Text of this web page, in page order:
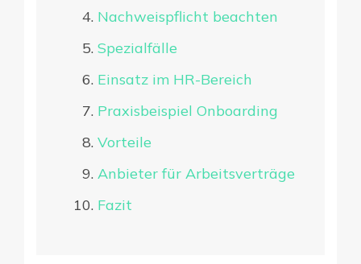
Nachweispflicht beachten
Spezialfälle
Einsatz im HR-Bereich
Praxisbeispiel Onboarding
Vorteile
Anbieter für Arbeitsverträge
Fazit